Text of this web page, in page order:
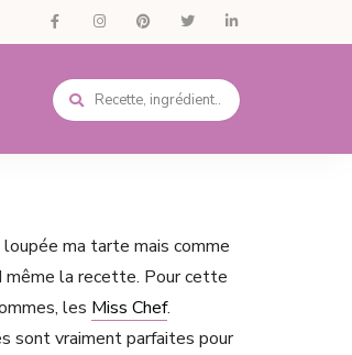
ma tarte mais comme
même la recette. Pour cette
les Miss Chef.
sont vraiment parfaites pour